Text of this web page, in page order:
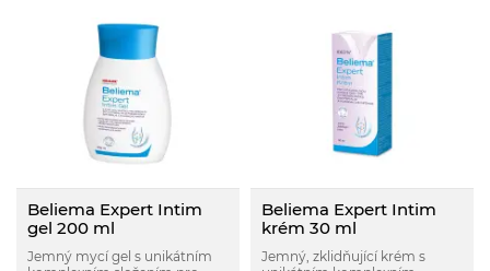
Beliema Expert Intim
gel 200 ml
Jemný mycí gel s unikátním
Beliema Expert Intim
krém 30 ml
Jemný, zklidňující krém s